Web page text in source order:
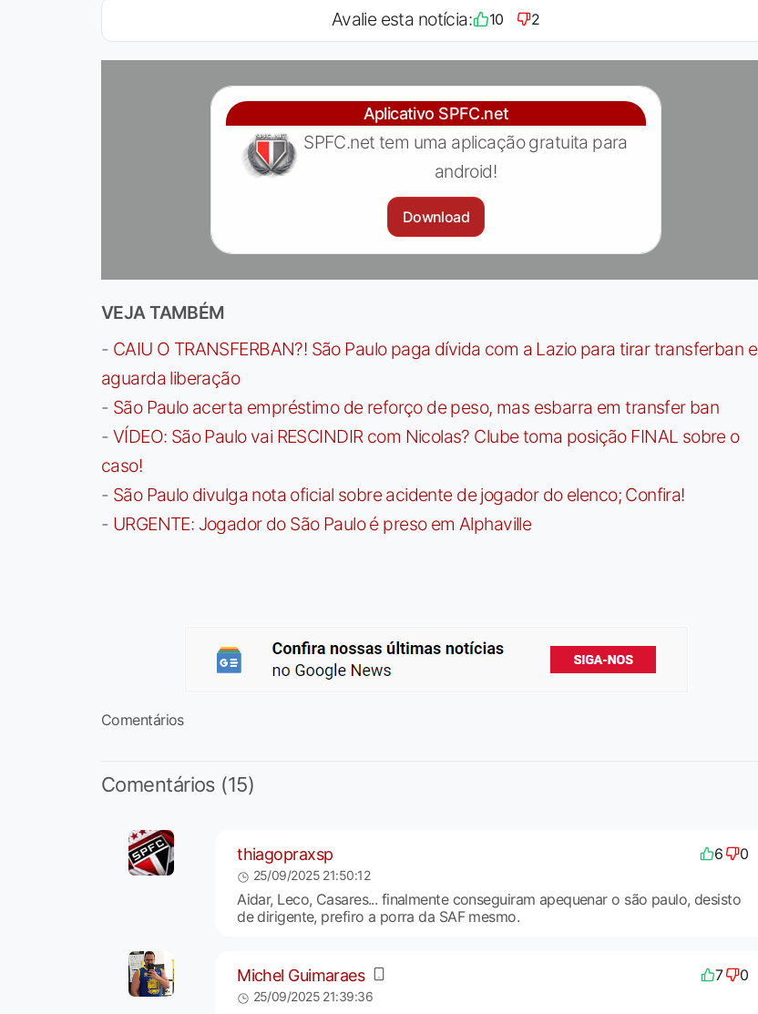
Avalie esta notícia: 10 2
Aplicativo SPFC.net
SPFC.net tem uma aplicação gratuita para
android!
Download
VEJA TAMBÉM
- CAIU O TRANSFERBAN?! São Paulo paga dívida com a Lazio para tirar transferban e
aguarda liberação
- São Paulo acerta empréstimo de reforço de peso, mas esbarra em transfer ban
- VÍDEO: São Paulo vai RESCINDIR com Nicolas? Clube toma posição FINAL sobre o
caso!
- São Paulo divulga nota oficial sobre acidente de jogador do elenco; Confira!
- URGENTE: Jogador do São Paulo é preso em Alphaville
Comentários
Comentários (15)
thiagopraxsp 6 0
25/09/2025 21:50:12
Aidar, Leco, Casares... finalmente conseguiram apequenar o são paulo, desisto
de dirigente, prefiro a porra da SAF mesmo.
Michel Guimaraes 7 0
25/09/2025 21:39:36